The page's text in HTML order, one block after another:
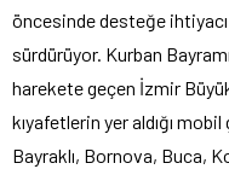
öncesinde desteğe
sürdürüyor. Kurban
harekete geçen İzmir
kıyafetlerin yer aldığı
Bayraklı, Bornova, Buca,